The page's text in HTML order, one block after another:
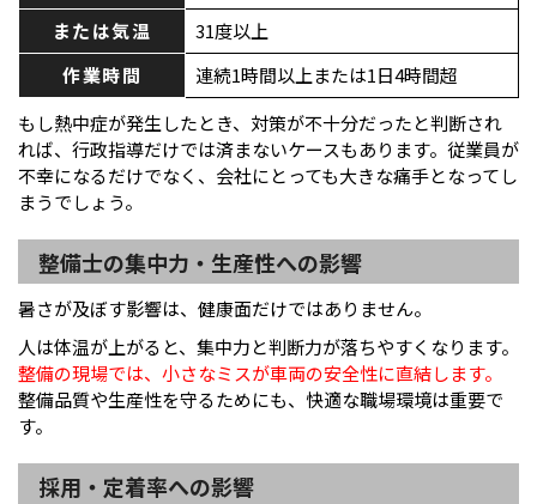
または気温
31度以上
作業時間
連続1時間以上または1日4時間超
もし熱中症が発生したとき、対策が不十分だったと判断され
れば、行政指導だけでは済まないケースもあります。従業員が
不幸になるだけでなく、会社にとっても大きな痛手となってし
まうでしょう。
整備士の集中力・生産性への影響
暑さが及ぼす影響は、健康面だけではありません。
人は体温が上がると、集中力と判断力が落ちやすくなります。
整備の現場では、小さなミスが車両の安全性に直結します。
整備品質や生産性を守るためにも、快適な職場環境は重要で
す。
採用・定着率への影響